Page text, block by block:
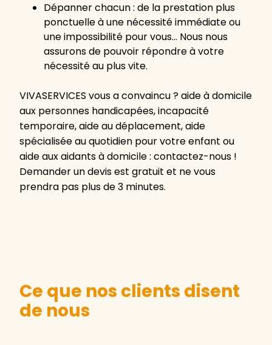
Dépanner chacun : de la prestation plus
ponctuelle à une nécessité immédiate ou
une impossibilité pour vous… Nous nous
assurons de pouvoir répondre à votre
nécessité au plus vite.
VIVASERVICES vous a convaincu ? aide à domicile
aux personnes handicapées, incapacité
temporaire, aide au déplacement, aide
spécialisée au quotidien pour votre enfant ou
aide aux aidants à domicile : contactez-nous !
Demander un devis est gratuit et ne vous
prendra pas plus de 3 minutes.
Ce que nos clients disent
de nous